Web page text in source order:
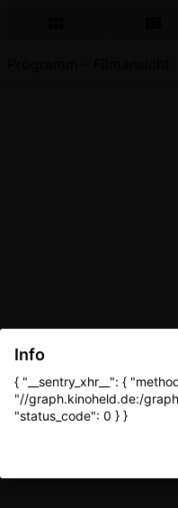
Info
{ "__sentry_xhr__": {
"//graph.kinoheld.de:/
"status_code": 0 } }